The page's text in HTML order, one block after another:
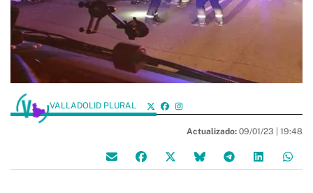
VALLADOLID PLURAL
Actualizado: 09/01/23 | 19:48